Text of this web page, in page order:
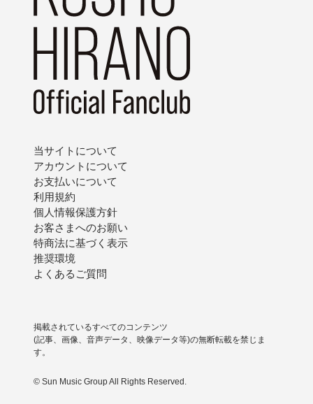
当サイトについて
アカウントについて
お支払いについて
利用規約
個人情報保護方針
お客さまへのお願い
特商法に基づく表示
推奨環境
よくあるご質問
掲載されているすべてのコンテンツ
(記事、画像、音声データ、映像データ等)の無断転載を禁じま
す。
© Sun Music Group All Rights Reserved.